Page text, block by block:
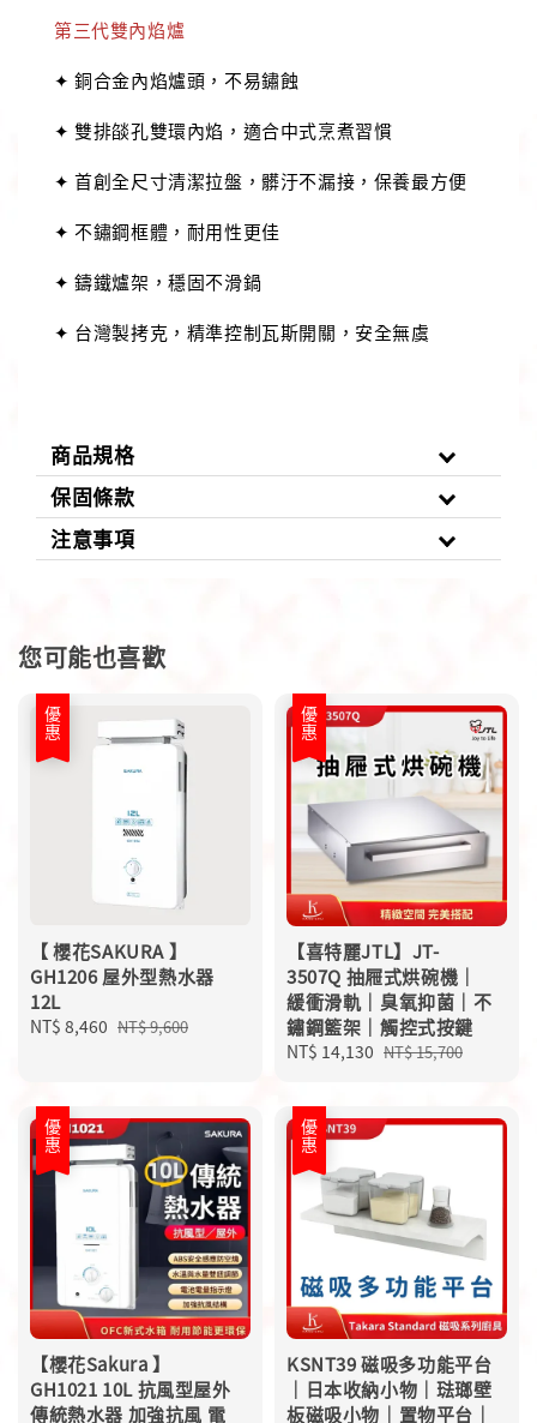
第三代雙內焰爐
✦ 銅合金內焰爐頭，不易鏽蝕
✦ 雙排燄孔雙環內焰，適合中式烹煮習慣
✦ 首創全尺寸清潔拉盤，髒汙不漏接，保養最方便
✦ 不鏽鋼框體，耐用性更佳
✦ 鑄鐵爐架，穩固不滑鍋
✦ 台灣製拷克，精準控制瓦斯開關，安全無虞
商品規格
保固條款
注意事項
您可能也喜歡
優惠
【 櫻花SAKURA 】
GH1206 屋外型熱水器
12L
Sale
NT$ 8,460 Regular
NT$ 9,600
優惠
【喜特麗JTL】JT-
3507Q 抽屜式烘碗機｜
緩衝滑軌｜臭氧抑菌｜不
鏽鋼籃架｜觸控式按鍵
Sale
NT$ 14,130 Regular
NT$ 15,700
優惠
【櫻花Sakura 】
GH1021 10L 抗風型屋外
傳統熱水器 加強抗風 電
優惠
KSNT39 磁吸多功能平台
｜日本收納小物｜琺瑯壁
板磁吸小物｜置物平台｜